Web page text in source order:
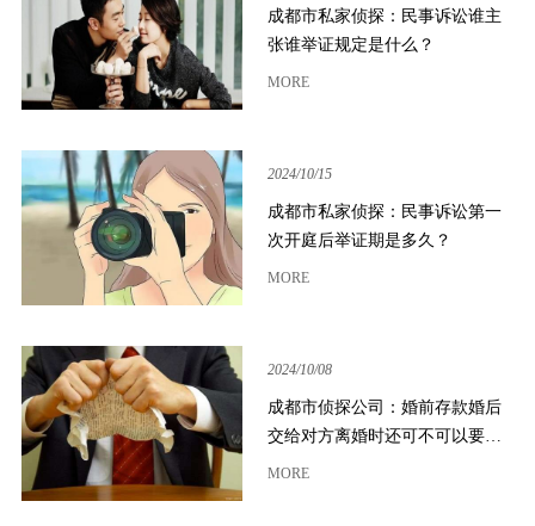
成都市私家侦探：民事诉讼谁主
张谁举证规定是什么？
MORE
2024/10/15
成都市私家侦探：民事诉讼第一
次开庭后举证期是多久？
MORE
2024/10/08
成都市侦探公司：婚前存款婚后
交给对方离婚时还可不可以要回
来
MORE